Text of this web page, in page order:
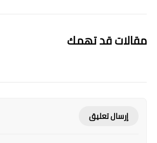
مقالات قد تهمك
إرسال تعليق